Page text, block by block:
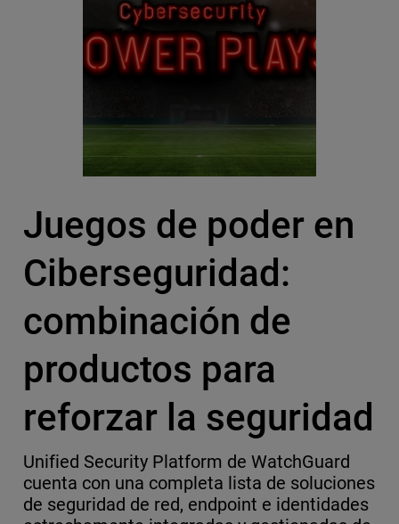
Juegos de poder en
Ciberseguridad:
combinación de
productos para
reforzar la seguridad
Unified Security Platform de WatchGuard
cuenta con una completa lista de soluciones
de seguridad de red, endpoint e identidades